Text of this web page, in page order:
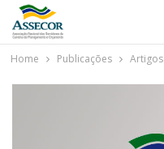
Home Publicações Artigos